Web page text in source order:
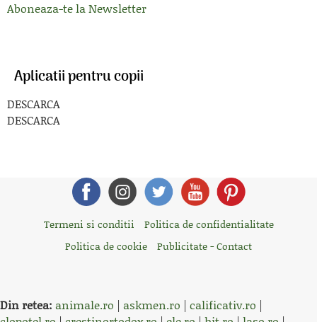
Aboneaza-te la Newsletter
Aplicatii pentru copii
DESCARCA
DESCARCA
Termeni si conditii
Politica de confidentialitate
Politica de cookie
Publicitate - Contact
Din retea: animale.ro | askmen.ro | calificativ.ro |